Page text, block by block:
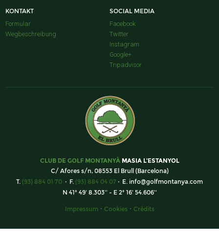
KONTAKT
Formular
Wegbeschreibung
SOCIAL MEDIA
Facebook
Twitter
Instagram
Google+
Tripadvisor
CLUB DE GOLF MONTANYÀMASIA L'ESTANYOL
C/ Afores s/n, 08553 El Brull (Barcelona)
T. (93) 884 01 70 · F. (93) 884 04 07 · E. info@golfmontanya.com
N 41º 49' 8.303'' - E 2º 16' 54.606''
Impressum · Cookies· Crèdits